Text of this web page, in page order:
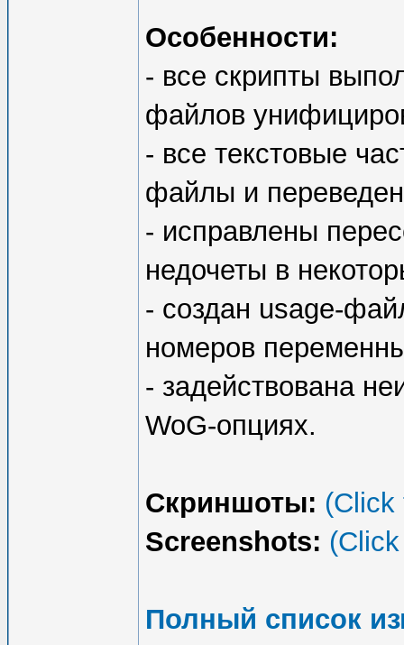
Особенности:
- все скрипты
файлов
- все текстовые
файлы и
- исправлены
недочеты в
- создан usage-
номеров
- задействована
WoG-опциях.
Скриншоты: (Click
Screenshots:
Полный список